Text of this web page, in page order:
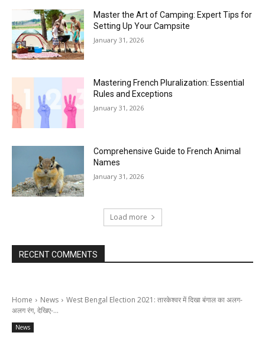
Master the Art of Camping: Expert Tips for
Setting Up Your Campsite
January 31, 2026
Mastering French Pluralization: Essential
Rules and Exceptions
January 31, 2026
Comprehensive Guide to French Animal
Names
January 31, 2026
Load more
RECENT COMMENTS